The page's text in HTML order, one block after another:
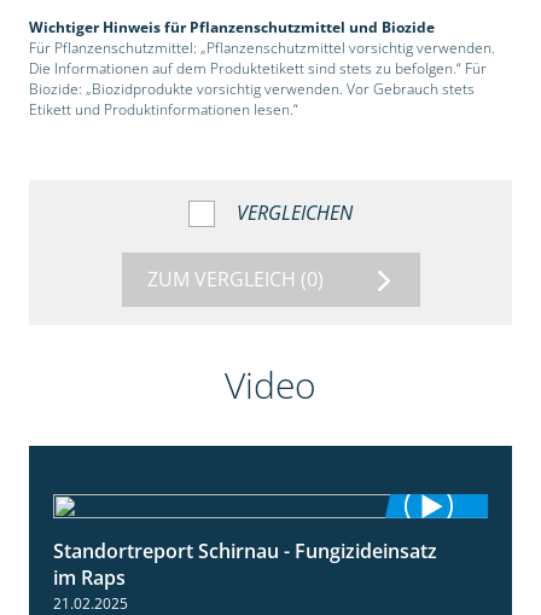
Wichtiger Hinweis für Pflanzenschutzmittel und Biozide
Für Pflanzenschutzmittel: „Pflanzenschutzmittel vorsichtig verwenden.
Die Informationen auf dem Produktetikett sind stets zu befolgen.“ Für
Biozide: „Biozidprodukte vorsichtig verwenden. Vor Gebrauch stets
Etikett und Produktinformationen lesen.“
VERGLEICHEN
ZUM VERGLEICH (0)
Video
4:48
Standortreport Schirnau - Fungizideinsatz
im Raps
21.02.2025